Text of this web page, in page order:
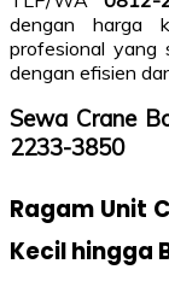
dengan harga
profesional yang
dengan efisien
Sewa Crane
2233-3850
Ragam Unit
Kecil hingga